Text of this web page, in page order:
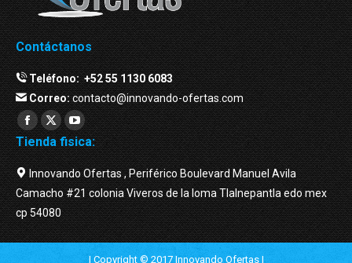
Contáctanos
Teléfono:+52 55 1130 6083
Correo:contacto@innovando-ofertas.com
Facebook
page
opens
in
new
window
Twitter
page
opens
in
new
window
YouTube
page
opens
in
new
window
Tienda fisica:
Innovando Ofertas , Periférico Boulevard Manuel Avila
Camacho #21 colonia Viveros de la loma Tlalnepantla edo mex
cp 54080
| Copyright © 2017 Innovando Ofertas |